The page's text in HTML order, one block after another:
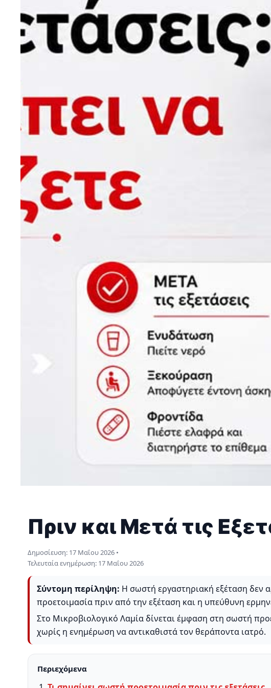
Πριν και Μετά τις
Δημοσίευση: 17 Μαΐου 2026 •
Τελευταία ενημέρωση: 17 Μαΐου 2026
Σύντομη περίληψη: Η σωστή εργαστηριακή εξέταση δεν
προετοιμασία πριν από την εξέταση και η υπεύθυνη
Στο Μικροβιολογικό Λαμία δίνεται έμφαση στη σωστή
χωρίς η ενημέρωση να αντικαθιστά τον θεράποντα ιατρό.
Περιεχόμενα